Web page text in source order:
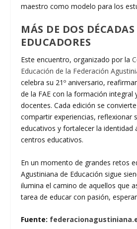
maestro como modelo para los
MÁS DE DOS
EDUCADORES
Este encuentro, organizado por la
Educación de la Federación
celebra su 21º aniversario,
de la FAE con la formación integral
docentes. Cada edición se
compartir experiencias, reflexionar
educativos y fortalecer la identidad
centros educativos.
En un momento de grandes retos
Agustiniana de Educación sigue
ilumina el camino de aquellos que
tarea de educar con pasión,
Fuente: